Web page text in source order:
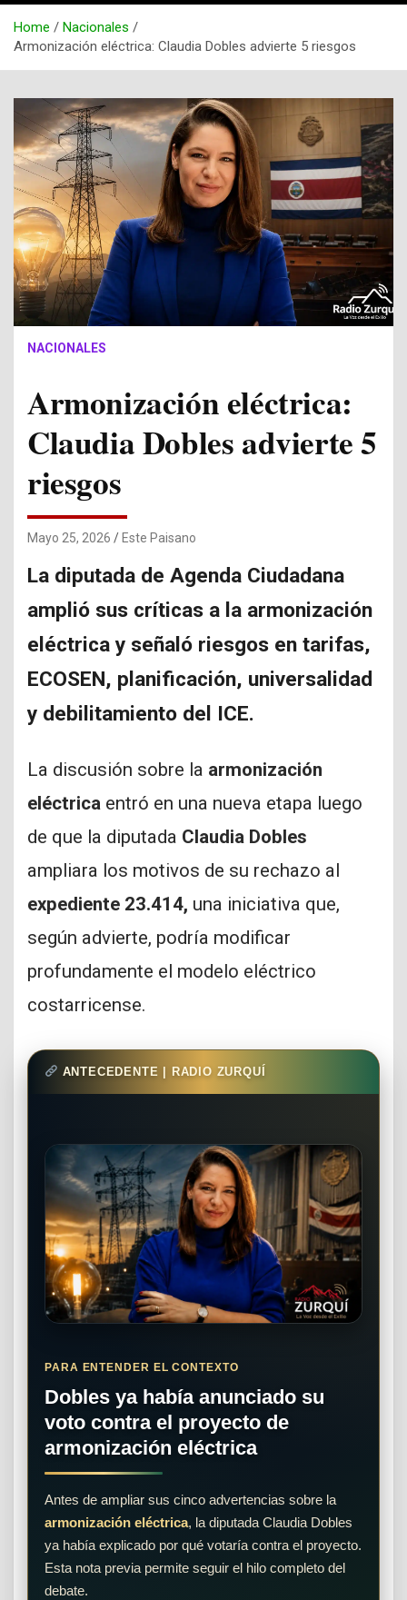
Home
Nacionales
Armonización eléctrica: Claudia Dobles advierte 5 riesgos
NACIONALES
Armonización eléctrica:
Claudia Dobles advierte 5
riesgos
Mayo 25, 2026 Este Paisano
La diputada de Agenda Ciudadana
amplió sus críticas a la armonización
eléctrica y señaló riesgos en tarifas,
ECOSEN, planificación, universalidad
y debilitamiento del ICE.
La discusión sobre la armonización
eléctrica entró en una nueva etapa luego
de que la diputada Claudia Dobles
ampliara los motivos de su rechazo al
expediente 23.414, una iniciativa que,
según advierte, podría modificar
profundamente el modelo eléctrico
costarricense.
ANTECEDENTE | RADIO ZURQUÍ
PARA ENTENDER EL CONTEXTO
Dobles ya había anunciado su
voto contra el proyecto de
armonización eléctrica
Antes de ampliar sus cinco advertencias sobre la
armonización eléctrica, la diputada Claudia Dobles
ya había explicado por qué votaría contra el proyecto.
Esta nota previa permite seguir el hilo completo del
debate.